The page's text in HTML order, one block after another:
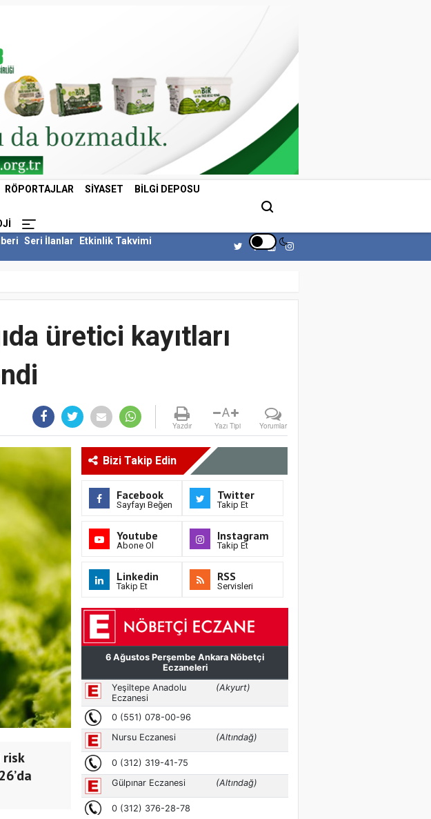
RÖPORTAJLAR SIYASET BILGI DEPOSU
Seri İlanlar
Etkinlik Takvimi
üretici kayıtları
Yazdır
A
Yazı Tipi Yorumlar
risk
Bizi Takip Edin
Facebook
Sayfayı Beğen
Twitter
Takip Et
Youtube
Abone Ol
Instagram
Takip Et
Linkedin
Takip Et
RSS
Servisleri